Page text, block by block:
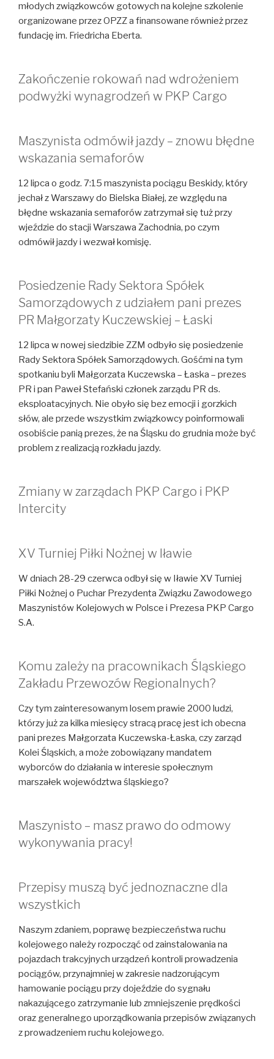
młodych związkowców gotowych na kolejne szkolenie
organizowane przez OPZZ a finansowane również przez
fundację im. Friedricha Eberta.
Zakończenie rokowań nad wdrożeniem
podwyżki wynagrodzeń w PKP Cargo
Maszynista odmówił jazdy – znowu błędne
wskazania semaforów
12 lipca o godz. 7:15 maszynista pociągu Beskidy, który
jechał z Warszawy do Bielska Białej, ze względu na
błędne wskazania semaforów zatrzymał się tuż przy
wjeździe do stacji Warszawa Zachodnia, po czym
odmówił jazdy i wezwał komisję.
Posiedzenie Rady Sektora Spółek
Samorządowych z udziałem pani prezes
PR Małgorzaty Kuczewskiej – Łaski
12 lipca w nowej siedzibie ZZM odbyło się posiedzenie
Rady Sektora Spółek Samorządowych. Gośćmi na tym
spotkaniu byli Małgorzata Kuczewska – Łaska – prezes
PR i pan Paweł Stefański członek zarządu PR ds.
eksploatacyjnych. Nie obyło się bez emocji i gorzkich
słów, ale przede wszystkim związkowcy poinformowali
osobiście panią prezes, że na Śląsku do grudnia może być
problem z realizacją rozkładu jazdy.
Zmiany w zarządach PKP Cargo i PKP
Intercity
XV Turniej Piłki Nożnej w Iławie
W dniach 28-29 czerwca odbył się w Iławie XV Turniej
Piłki Nożnej o Puchar Prezydenta Związku Zawodowego
Maszynistów Kolejowych w Polsce i Prezesa PKP Cargo
S.A.
Komu zależy na pracownikach Śląskiego
Zakładu Przewozów Regionalnych?
Czy tym zainteresowanym losem prawie 2000 ludzi,
którzy już za kilka miesięcy stracą pracę jest ich obecna
pani prezes Małgorzata Kuczewska-Łaska, czy zarząd
Kolei Śląskich, a może zobowiązany mandatem
wyborców do działania w interesie społecznym
marszałek województwa śląskiego?
Maszynisto – masz prawo do odmowy
wykonywania pracy!
Przepisy muszą być jednoznaczne dla
wszystkich
Naszym zdaniem, poprawę bezpieczeństwa ruchu
kolejowego należy rozpocząć od zainstalowania na
pojazdach trakcyjnych urządzeń kontroli prowadzenia
pociągów, przynajmniej w zakresie nadzorującym
hamowanie pociągu przy dojeździe do sygnału
nakazującego zatrzymanie lub zmniejszenie prędkości
oraz generalnego uporządkowania przepisów związanych
z prowadzeniem ruchu kolejowego.